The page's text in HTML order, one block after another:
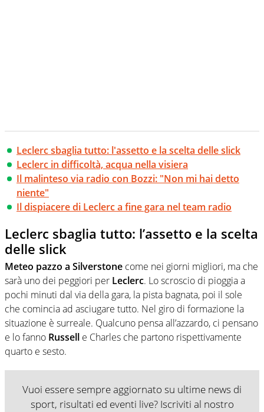
Leclerc sbaglia tutto: l'assetto e la scelta delle slick
Leclerc in difficoltà, acqua nella visiera
Il malinteso via radio con Bozzi: "Non mi hai detto
niente"
Il dispiacere di Leclerc a fine gara nel team radio
Leclerc sbaglia tutto: l’assetto e la scelta
delle slick
Meteo pazzo a Silverstone come nei giorni migliori, ma che
sarà uno dei peggiori per Leclerc. Lo scroscio di pioggia a
pochi minuti dal via della gara, la pista bagnata, poi il sole
che comincia ad asciugare tutto. Nel giro di formazione la
situazione è surreale. Qualcuno pensa all’azzardo, ci pensano
e lo fanno Russell e Charles che partono rispettivamente
quarto e sesto.
Vuoi essere sempre aggiornato su ultime news di
sport, risultati ed eventi live? Iscriviti al nostro